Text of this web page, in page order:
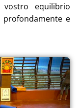
equilibrio
profondamente e